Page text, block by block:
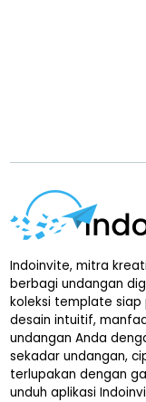
Indoinvite, mitra
berbagi undangan
koleksi template siap
desain intuitif,
undangan Anda
sekadar undangan,
terlupakan dengan
unduh aplikasi